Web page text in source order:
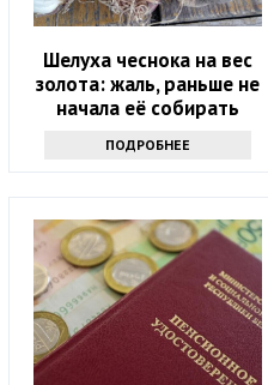
Шелуха чеснока на вес
золота: жаль, раньше не
начала её собирать
ПОДРОБНЕЕ